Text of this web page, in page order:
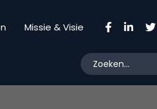
Missie & Visie